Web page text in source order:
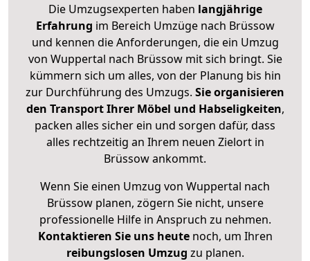
Die Umzugsexperten haben langjährige
Erfahrung im Bereich Umzüge nach Brüssow
und kennen die Anforderungen, die ein Umzug
von Wuppertal nach Brüssow mit sich bringt. Sie
kümmern sich um alles, von der Planung bis hin
zur Durchführung des Umzugs. Sie organisieren
den Transport Ihrer Möbel und Habseligkeiten,
packen alles sicher ein und sorgen dafür, dass
alles rechtzeitig an Ihrem neuen Zielort in
Brüssow ankommt.
Wenn Sie einen Umzug von Wuppertal nach
Brüssow planen, zögern Sie nicht, unsere
professionelle Hilfe in Anspruch zu nehmen.
Kontaktieren Sie uns heutenoch, um Ihren
reibungslosen Umzug zu planen.